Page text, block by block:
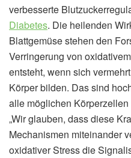
verbesserte
Diabetes. Die heilenden
Blattgemüse stehen den
Verringerung von
entsteht, wenn sich
Körper bilden. Das sind
alle möglichen
„Wir glauben, dass diese
Mechanismen miteinander
oxidativer Stress die